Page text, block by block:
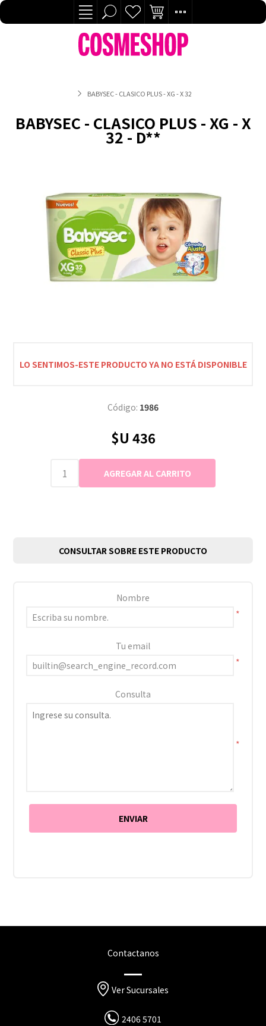
BABYSEC - CLASICO PLUS - XG - X 32 - D**
BABYSEC - CLASICO PLUS - XG - X
32 - D**
LO SENTIMOS-ESTE PRODUCTO YA NO ESTÁ DISPONIBLE
Código: 1986
$U 436
CONSULTAR SOBRE ESTE PRODUCTO
Nombre
*
Tu email
*
Consulta
*
Contactanos
Ver Sucursales
2406 5701